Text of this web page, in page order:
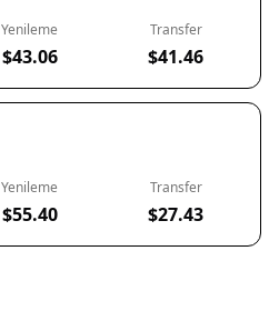
Yenileme
$43.06
Transfer
$41.46
Yenileme
$55.40
Transfer
$27.43